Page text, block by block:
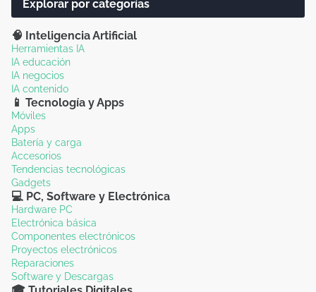
Explorar por categorías
🧠 Inteligencia Artificial
Herramientas IA
IA educación
IA negocios
IA contenido
📱 Tecnología y Apps
Móviles
Apps
Batería y carga
Accesorios
Tendencias tecnológicas
Gadgets
💻 PC, Software y Electrónica
Hardware PC
Electrónica básica
Componentes electrónicos
Proyectos electrónicos
Reparaciones
Software y Descargas